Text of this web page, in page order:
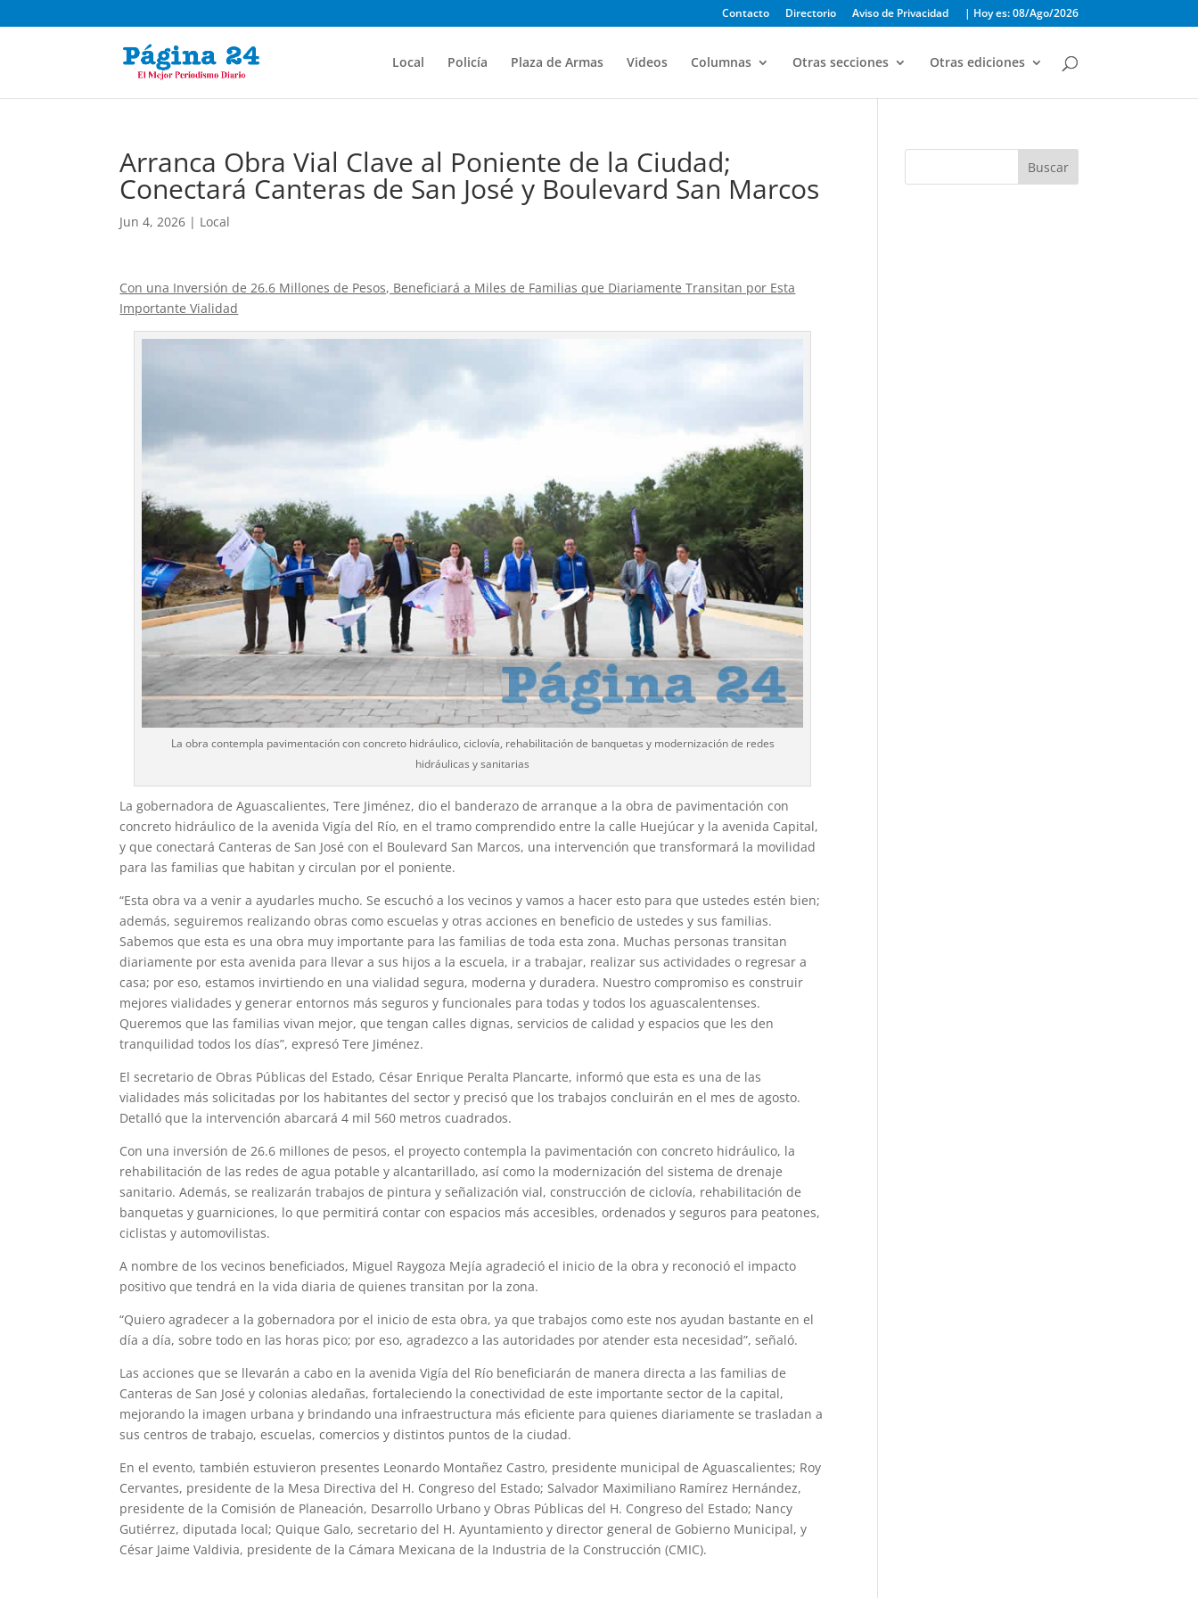
Contacto Directorio Aviso de Privacidad | Hoy es: 08/Ago/2026
Local Policía Plaza de Armas Videos Columnas Otras secciones Otras ediciones
Arranca Obra Vial Clave al Poniente de la Ciudad;
Conectará Canteras de San José y Boulevard San Marcos
Jun 4, 2026 | Local
Con una Inversión de 26.6 Millones de Pesos, Beneficiará a Miles de Familias que Diariamente Transitan por Esta
Importante Vialidad
La obra contempla pavimentación con concreto hidráulico, ciclovía, rehabilitación de banquetas y modernización de redes
hidráulicas y sanitarias
La gobernadora de Aguascalientes, Tere Jiménez, dio el banderazo de arranque a la obra de pavimentación con
concreto hidráulico de la avenida Vigía del Río, en el tramo comprendido entre la calle Huejúcar y la avenida Capital,
y que conectará Canteras de San José con el Boulevard San Marcos, una intervención que transformará la movilidad
para las familias que habitan y circulan por el poniente.
“Esta obra va a venir a ayudarles mucho. Se escuchó a los vecinos y vamos a hacer esto para que ustedes estén bien;
además, seguiremos realizando obras como escuelas y otras acciones en beneficio de ustedes y sus familias.
Sabemos que esta es una obra muy importante para las familias de toda esta zona. Muchas personas transitan
diariamente por esta avenida para llevar a sus hijos a la escuela, ir a trabajar, realizar sus actividades o regresar a
casa; por eso, estamos invirtiendo en una vialidad segura, moderna y duradera. Nuestro compromiso es construir
mejores vialidades y generar entornos más seguros y funcionales para todas y todos los aguascalentenses.
Queremos que las familias vivan mejor, que tengan calles dignas, servicios de calidad y espacios que les den
tranquilidad todos los días”, expresó Tere Jiménez.
El secretario de Obras Públicas del Estado, César Enrique Peralta Plancarte, informó que esta es una de las
vialidades más solicitadas por los habitantes del sector y precisó que los trabajos concluirán en el mes de agosto.
Detalló que la intervención abarcará 4 mil 560 metros cuadrados.
Con una inversión de 26.6 millones de pesos, el proyecto contempla la pavimentación con concreto hidráulico, la
rehabilitación de las redes de agua potable y alcantarillado, así como la modernización del sistema de drenaje
sanitario. Además, se realizarán trabajos de pintura y señalización vial, construcción de ciclovía, rehabilitación de
banquetas y guarniciones, lo que permitirá contar con espacios más accesibles, ordenados y seguros para peatones,
ciclistas y automovilistas.
A nombre de los vecinos beneficiados, Miguel Raygoza Mejía agradeció el inicio de la obra y reconoció el impacto
positivo que tendrá en la vida diaria de quienes transitan por la zona.
“Quiero agradecer a la gobernadora por el inicio de esta obra, ya que trabajos como este nos ayudan bastante en el
día a día, sobre todo en las horas pico; por eso, agradezco a las autoridades por atender esta necesidad”, señaló.
Las acciones que se llevarán a cabo en la avenida Vigía del Río beneficiarán de manera directa a las familias de
Canteras de San José y colonias aledañas, fortaleciendo la conectividad de este importante sector de la capital,
mejorando la imagen urbana y brindando una infraestructura más eficiente para quienes diariamente se trasladan a
sus centros de trabajo, escuelas, comercios y distintos puntos de la ciudad.
En el evento, también estuvieron presentes Leonardo Montañez Castro, presidente municipal de Aguascalientes; Roy
Cervantes, presidente de la Mesa Directiva del H. Congreso del Estado; Salvador Maximiliano Ramírez Hernández,
presidente de la Comisión de Planeación, Desarrollo Urbano y Obras Públicas del H. Congreso del Estado; Nancy
Gutiérrez, diputada local; Quique Galo, secretario del H. Ayuntamiento y director general de Gobierno Municipal, y
César Jaime Valdivia, presidente de la Cámara Mexicana de la Industria de la Construcción (CMIC).
Buscar